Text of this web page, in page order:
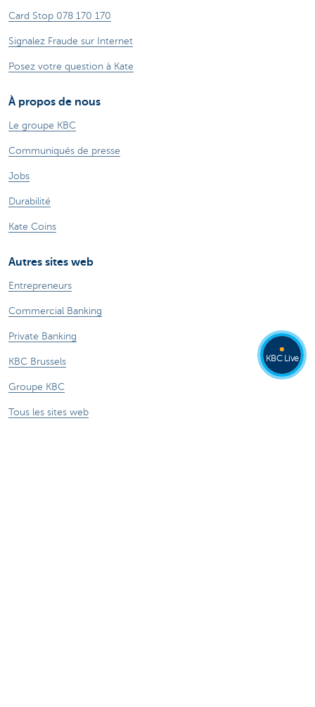
Card Stop 078 170 170
Signalez Fraude sur Internet
Posez votre question à Kate
À propos de nous
Le groupe KBC
Communiqués de presse
Jobs
Durabilité
Kate Coins
Autres sites web
Entrepreneurs
Commercial Banking
Private Banking
KBC Brussels
Groupe KBC
Tous les sites web
KBC Live